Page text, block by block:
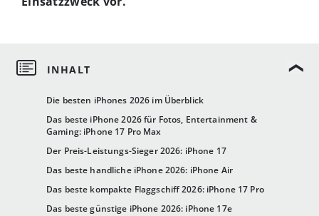
Die besten iPhones 2026 im Überblick
Das beste iPhone 2026 für Fotos, Entertainment &
Gaming: iPhone 17 Pro Max
Der Preis-Leistungs-Sieger 2026: iPhone 17
Das beste handliche iPhone 2026: iPhone Air
Das beste kompakte Flaggschiff 2026: iPhone 17 Pro
Das beste günstige iPhone 2026: iPhone 17e